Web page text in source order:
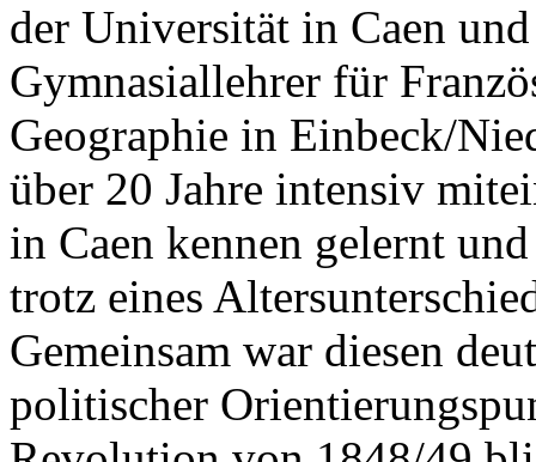
der Universität in Caen
Gymnasiallehrer für
Geographie in Einbeck/
über 20 Jahre intensiv
in Caen kennen gelernt
trotz eines
Gemeinsam war diesen
politischer